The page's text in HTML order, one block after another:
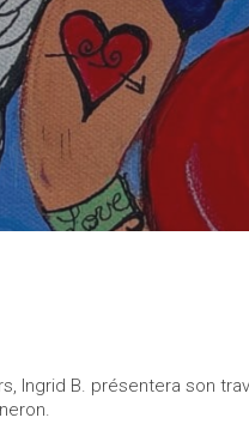
Ingrid B. présentera son